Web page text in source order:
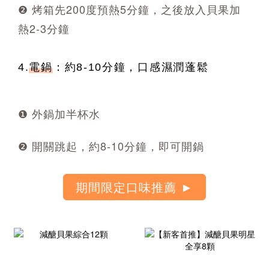
❷ 烤箱先200度預熱5分鐘，之後放入貝果加
熱2-3分鐘
4.電鍋：約8-10分鐘，口感濕潤蓬鬆
❶ 外鍋加半杯水
❷ 開關跳起，約8-10分鐘，即可開鍋